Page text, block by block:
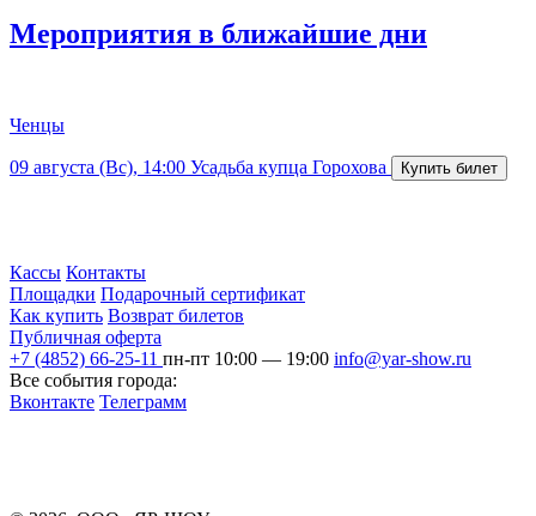
Мероприятия в ближайшие дни
Ченцы
09 августа (Вс), 14:00 Усадьба купца Горохова
Кассы Контакты
Площадки Подарочный сертификат
Как купить Возврат билетов
Публичная оферта
+7 (4852) 66-25-11 пн-пт 10:00 — 19:00 info@yar-show.ru
Все события города:
Вконтакте Телеграмм